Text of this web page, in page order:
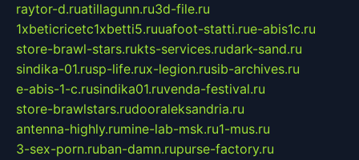
raytor-d.ruatillagunn.ru3d-file.ru
1xbeticricetc1xbetti5.ruuafoot-statti.rue-abis1c.ru
store-brawl-stars.rukts-services.rudark-sand.ru
sindika-01.rusp-life.rux-legion.rusib-archives.ru
e-abis-1-c.rusindika01.ruvenda-festival.ru
store-brawlstars.rudooraleksandria.ru
antenna-highly.rumine-lab-msk.ru1-mus.ru
3-sex-porn.ruban-damn.rupurse-factory.ru